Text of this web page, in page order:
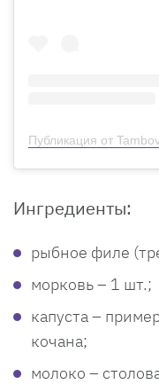
Ингредиенты:
рыбное филе
морковь – 1 шт.;
капуста –
кочана;
молоко –